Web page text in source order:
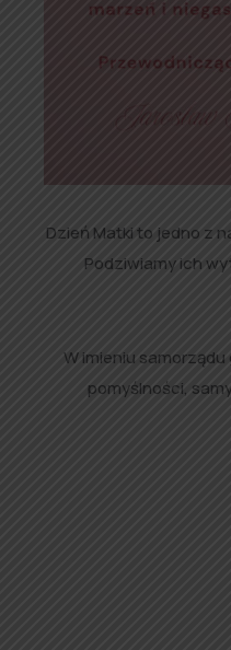
Dzień Matki to jedno z
Podziwiamy ich
W imieniu
pomyślności,